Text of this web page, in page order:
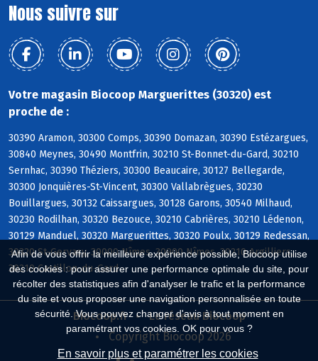
Afin de vous offrir la meilleure expérience possible, Biocoop utilise
des cookies : pour assurer une performance optimale du site, pour
récolter des statistiques afin d'analyser le trafic et la performance
du site et vous proposer une navigation personnalisée en toute
sécurité. Vous pouvez changer d'avis à tout moment en
paramétrant vos cookies. OK pour vous ?
En savoir plus et paramétrer les cookies
Nous suivre sur
Votre magasin Biocoop Marguerittes (30320) est
proche de :
30390 Aramon, 30300 Comps, 30390 Domazan, 30390 Estézargues,
30840 Meynes, 30490 Montfrin, 30210 St-Bonnet-du-Gard, 30210
Sernhac, 30390 Théziers, 30300 Beaucaire, 30127 Bellegarde,
30300 Jonquières-St-Vincent, 30300 Vallabrègues, 30230
Bouillargues, 30132 Caissargues, 30128 Garons, 30540 Milhaud,
30230 Rodilhan, 30320 Bezouce, 30210 Cabrières, 30210 Lédenon,
30129 Manduel, 30320 Marguerittes, 30320 Poulx, 30129 Redessan,
30320 St-Gervasy, 30000 Nîmes, 30900 Nîmes, 30210 Argilliers,
30210 Castillon-du-Gard
Biocoop.fr
Le réseau Biocoop
Copyright Biocoop 2026